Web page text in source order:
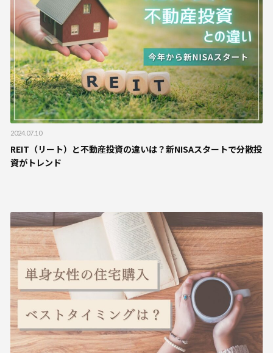
2024.07.10
REIT（リート）と不動産投資の違いは？新NISAスタートで分散投
資がトレンド